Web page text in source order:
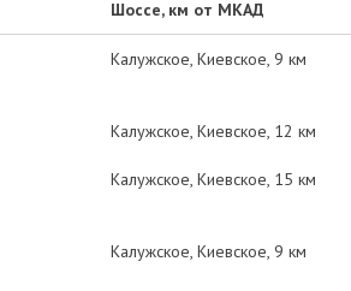
Шоссе, км от МКАД
Калужское Киевское 9 км
Калужское Киевское 12 км
Калужское Киевское 15 км
Калужское Киевское 9 км